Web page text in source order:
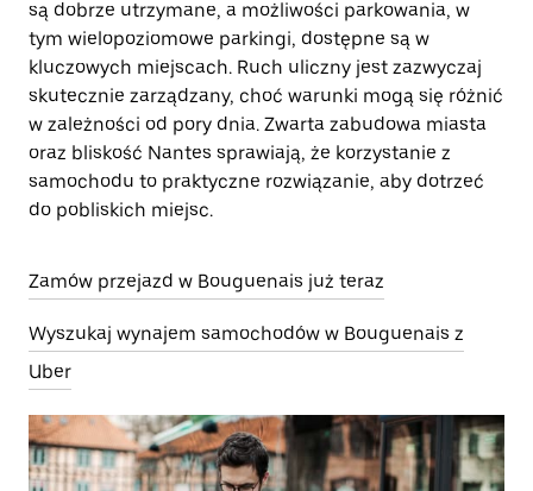
są dobrze utrzymane, a możliwości parkowania, w
tym wielopoziomowe parkingi, dostępne są w
kluczowych miejscach. Ruch uliczny jest zazwyczaj
skutecznie zarządzany, choć warunki mogą się różnić
w zależności od pory dnia. Zwarta zabudowa miasta
oraz bliskość Nantes sprawiają, że korzystanie z
samochodu to praktyczne rozwiązanie, aby dotrzeć
do pobliskich miejsc.
Zamów przejazd w Bouguenais już teraz
Wyszukaj wynajem samochodów w Bouguenais z
Uber